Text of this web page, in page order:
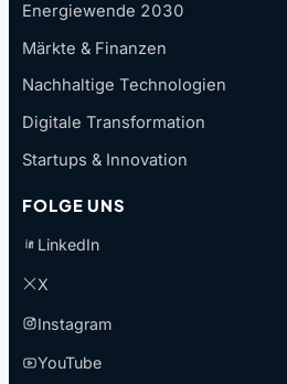
Energiewende 2030
Märkte & Finanzen
Nachhaltige Technologien
Digitale Transformation
Startups & Innovation
FOLGE UNS
LinkedIn
X
Instagram
YouTube